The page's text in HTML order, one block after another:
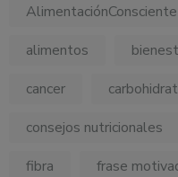
AlimentaciónConsciente
alimentos
cancer
consejos nutricionales
fibra
frase